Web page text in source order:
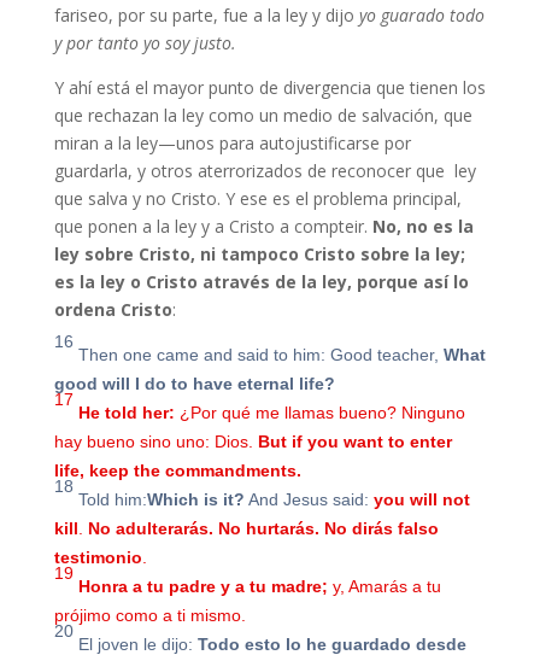
fariseo, por su parte, fue a la ley y dijo yo guarado todo
y por tanto yo soy justo.
Y ahí está el mayor punto de divergencia que tienen los
que rechazan la ley como un medio de salvación, que
miran a la ley—unos para autojustificarse por
guardarla, y otros aterrorizados de reconocer que ley
que salva y no Cristo. Y ese es el problema principal,
que ponen a la ley y a Cristo a compteir. No, no es la
ley sobre Cristo, ni tampoco Cristo sobre la ley;
es la ley o Cristo através de la ley, porque así lo
ordena Cristo:
16
Then one came and said to him: Good teacher, What
good will I do to have eternal life?
17
He told her: ¿Por qué me llamas bueno? Ninguno
hay bueno sino uno: Dios. But if you want to enter
life, keep the commandments.
18
Told him:Which is it? And Jesus said: you will not
kill
No adulterarás. No hurtarás. No dirás falso
testimonio
19
Honra a tu padre y a tu madre; y, Amarás a tu
prójimo como a ti mismo.
20
El joven le dijo: Todo esto lo he guardado desde